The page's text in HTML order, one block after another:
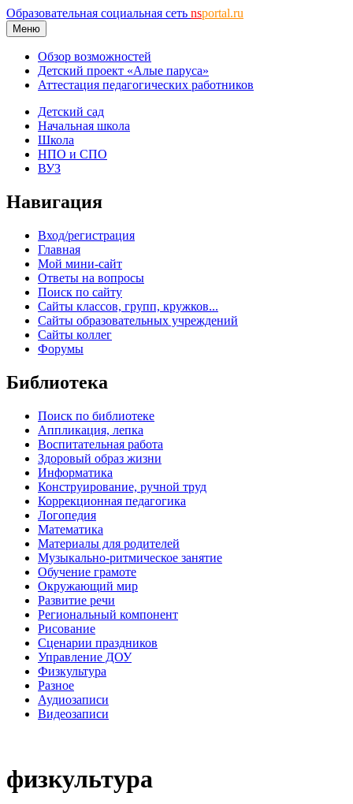
Образовательная социальная сеть nsportal.ru
Меню
Обзор возможностей
Детский проект «Алые паруса»
Аттестация педагогических работников
Детский сад
Начальная школа
Школа
НПО и СПО
ВУЗ
Навигация
Вход/регистрация
Главная
Мой мини-сайт
Ответы на вопросы
Поиск по сайту
Сайты классов, групп, кружков...
Сайты образовательных учреждений
Сайты коллег
Форумы
Библиотека
Поиск по библиотеке
Аппликация, лепка
Воспитательная работа
Здоровый образ жизни
Информатика
Конструирование, ручной труд
Коррекционная педагогика
Логопедия
Математика
Материалы для родителей
Музыкально-ритмическое занятие
Обучение грамоте
Окружающий мир
Развитие речи
Региональный компонент
Рисование
Сценарии праздников
Управление ДОУ
Физкультура
Разное
Аудиозаписи
Видеозаписи
физкультура